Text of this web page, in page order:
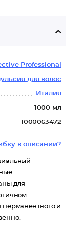
Professional
для волос
Италия
1000 мл
1000063472
в описании?
для
перманентного и